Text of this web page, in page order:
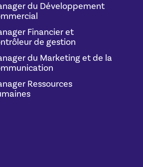
du Développement
Financier et
de gestion
du Marketing et de la
Ressources